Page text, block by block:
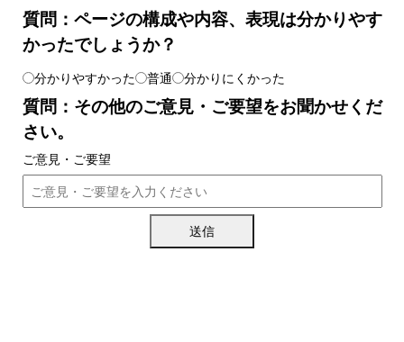
質問：ページの構成や内容、表現は分かりやす
かったでしょうか？
分かりやすかった 普通 分かりにくかった
質問：その他のご意見・ご要望をお聞かせくだ
さい。
ご意見・ご要望
送信